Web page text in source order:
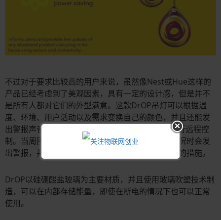
不过对于要求比较高的用户来说，虽然像Nest或Hue这样的
产品已经考虑到了美观因素，具有一定的设计感，但是并不
是所有人都对它们的外型满意。这款DrOP吊灯可以根据温
度、环境、用户活动以及需求变换自己的颜色，并且还能发
出警报声音和提醒。同时，还能通过专用的App进行远程控
制。当周围出现烟雾、明火或陌生入侵者等紧急情况时会发
出警报，并且自身变成红色，提醒用户目采取对应的措施。
DrOP以硅硼酸盐玻璃为主要材质，并且使用玻璃吹塑技术制
造，可以在内部存储能量，即使在断电的情况下也可以正常
使用。